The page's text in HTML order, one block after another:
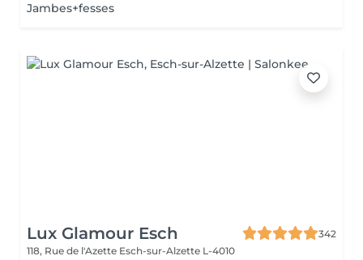
Jambes+fesses
Lux Glamour Esch
342
118, Rue de l'Azette Esch-sur-Alzette L-4010